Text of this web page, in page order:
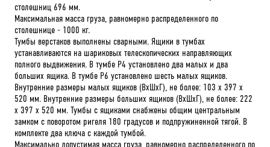
столешниц 696 мм.
Максимальная масса груза, равномерно распределенного по
столешнице - 1000 кг.
Тумбы верстаков выполнены сварными. Ящики в тумбах
устанавливаются на шариковых телескопических направляющих
полного выдвижения. В тумбе P4 установлено два малых и два
больших ящика. В тумбе P6 установлено шесть малых ящиков.
Внутренние размеры малых ящиков (ВхШхГ), не более: 103 х 397 х
520 мм. Внутренние размеры больших ящиков (ВхШхГ), не более: 222
х 397 х 520 мм. Тумбы с ящиками снабжены общим центральным
замком с поворотом ригеля 180 градусов и подпружиненной тягой. В
комплекте два ключа с каждой тумбой.
Максимально допустимая масса груза, равномерно распределенного по